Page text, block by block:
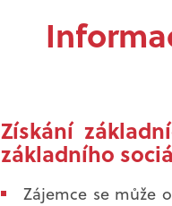
Získání
základního
Zájemce se může